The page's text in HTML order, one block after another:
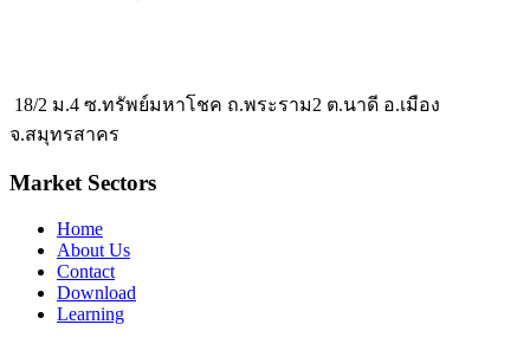
18/2 ม.4 ซ.ทรัพย์มหาโชค ถ.พระราม2 ต.นาดี อ.เมือง
จ.สมุทรสาคร
Market Sectors
Home
About Us
Contact
Download
Learning